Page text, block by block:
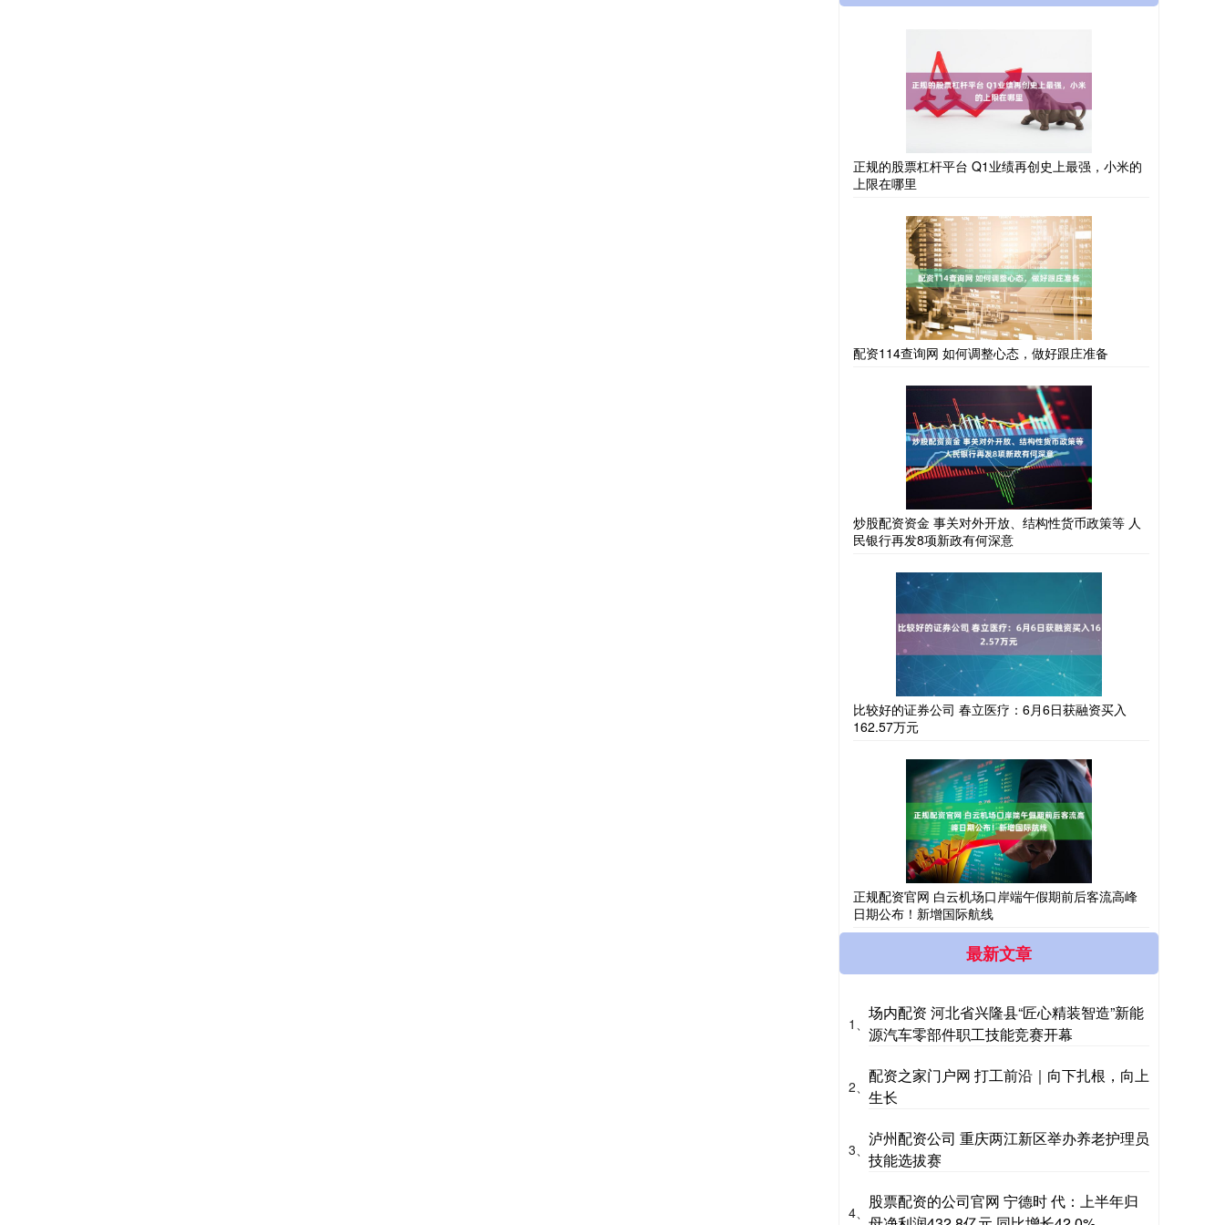
正规的股票杠杆平台 Q1业绩再创史上最强，小米的
上限在哪里
配资114查询网 如何调整心态，做好跟庄准备
炒股配资资金 事关对外开放、结构性货币政策等 人
民银行再发8项新政有何深意
比较好的证券公司 春立医疗：6月6日获融资买入
162.57万元
正规配资官网 白云机场口岸端午假期前后客流高峰
日期公布！新增国际航线
最新文章
1、
场内配资 河北省兴隆县“匠心精装智造”新能
源汽车零部件职工技能竞赛开幕
2、
配资之家门户网 打工前沿｜向下扎根，向上
生长
3、
泸州配资公司 重庆两江新区举办养老护理员
技能选拔赛
4、
股票配资的公司官网 宁德时 代：上半年归